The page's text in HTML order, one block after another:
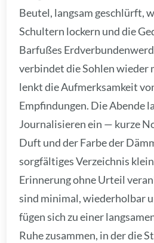
Beutel, langsam geschlürft,
Schultern lockern und die
Barfußes
verbindet die Sohlen wieder
lenkt die Aufmerksamkeit
Empfindungen. Die Abende
Journalisieren ein — kurze
Duft und der Farbe der
sorgfältiges Verzeichnis
Erinnerung ohne Urteil
sind minimal, wiederholbar
fügen sich zu einer
Ruhe zusammen, in der die